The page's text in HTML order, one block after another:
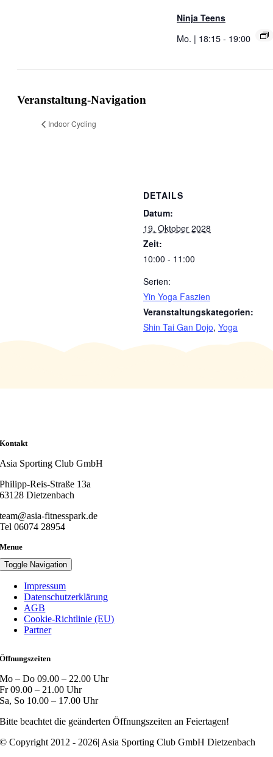
Ninja Teens
Mo. | 18:15- 19:00
Veranstaltung-Navigation
Indoor Cycling
DETAILS
Datum:
19. Oktober 2028
Zeit:
10:00 - 11:00
Serien:
Yin Yoga Faszien
Veranstaltungskategorien:
Shin Tai Gan Dojo, Yoga
Kontakt
Asia Sporting Club GmbH
Philipp-Reis-Straße 13a
63128 Dietzenbach
team@asia-fitnesspark.de
Tel 06074 28954
Menue
Toggle Navigation
Impressum
Datenschutzerklärung
AGB
Cookie-Richtlinie (EU)
Partner
Öffnungszeiten
Mo – Do 09.00 – 22.00 Uhr
Fr 09.00 – 21.00 Uhr
Sa, So 10.00 – 17.00 Uhr
Bitte beachtet die geänderten Öffnungszeiten an Feiertagen!
© Copyright 2012 - 2026| Asia Sporting Club GmbH Dietzenbach